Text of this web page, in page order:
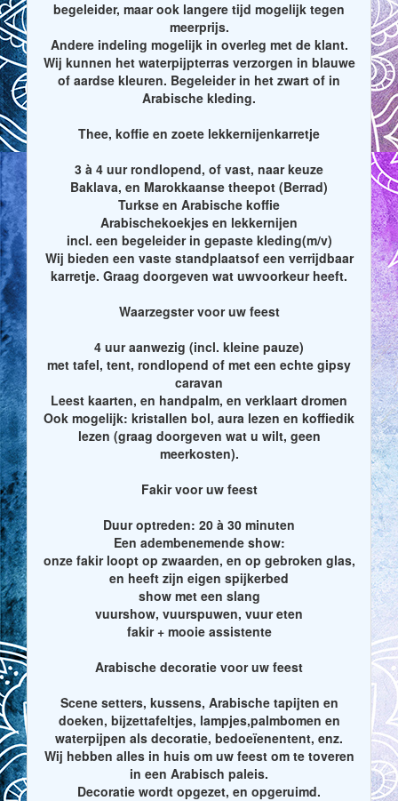
begeleider, maar ook langere tijd mogelijk tegen
meerprijs.
Andere indeling mogelijk in overleg met de klant.
Wij kunnen het waterpijpterras verzorgen in blauwe
of aardse kleuren. Begeleider in het zwart of in
Arabische kleding.
Thee, koffie en zoete lekkernijenkarretje
3 à 4 uur rondlopend, of vast, naar keuze
Baklava, en Marokkaanse theepot (Berrad)
Turkse en Arabische koffie
Arabischekoekjes en lekkernijen
incl. een begeleider in gepaste kleding(m/v)
Wij bieden een vaste standplaatsof een verrijdbaar
karretje. Graag doorgeven wat uwvoorkeur heeft.
Waarzegster voor uw feest
4 uur aanwezig (incl. kleine pauze)
met tafel, tent, rondlopend of met een echte gipsy
caravan
Leest kaarten, en handpalm, en verklaart dromen
Ook mogelijk: kristallen bol, aura lezen en koffiedik
lezen (graag doorgeven wat u wilt, geen
meerkosten).
Fakir voor uw feest
Duur optreden: 20 à 30 minuten
Een adembenemende show:
onze fakir loopt op zwaarden, en op gebroken glas,
en heeft zijn eigen spijkerbed
show met een slang
vuurshow, vuurspuwen, vuur eten
fakir + mooie assistente
Arabische decoratie voor uw feest
Scene setters, kussens, Arabische tapijten en
doeken, bijzettafeltjes, lampjes,palmbomen en
waterpijpen als decoratie, bedoeïenentent, enz.
Wij hebben alles in huis om uw feest om te toveren
in een Arabisch paleis.
Decoratie wordt opgezet, en opgeruimd.